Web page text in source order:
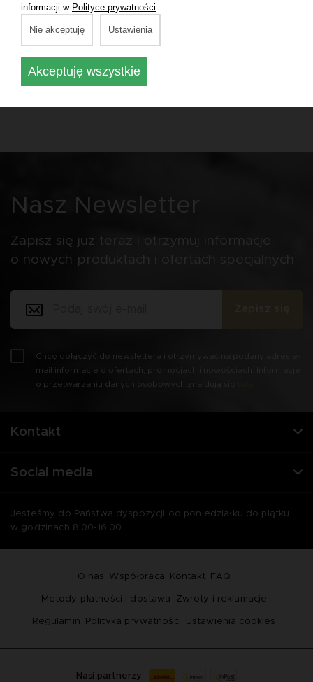
Kontakt
Social media
Jesteśmy do Państwa dyspozycji od poniedziałku do piątku
w godzinach 8:00-16:00
Nasz Newsletter
Zapisz się już teraz i otrzymuj informacje
o nowych produktach i ofertach specjalnych
Chcę dołączyć do newslettera i otrzymywać na podany adres e-
mail informacje o ofertach, promocjach i nowościach. Informacje
o przetwarzaniu danych osobowych znajdują się
O nas Współpraca Kontakt FAQ
Metody płatności i dostawa Zwroty i reklamacje
Regulamin Polityka prywatności Ustawienia cookies
Nasi partnerzy
informacji w Polityce prywatności
Nie akceptuję Ustawienia
Akceptuję wszystkie